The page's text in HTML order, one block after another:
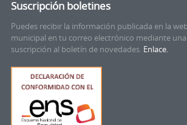
Suscripción boletines
Puedes recibir la información publicada en la web
municipal en tu correo electrónico mediante una
suscripción al boletín de novedades. Enlace.